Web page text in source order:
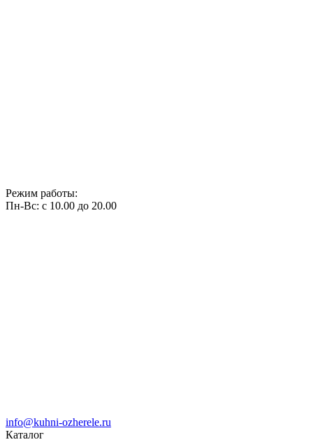
Режим работы:
Пн-Вс: с 10.00 до 20.00
info@kuhni-ozherele.ru
Каталог